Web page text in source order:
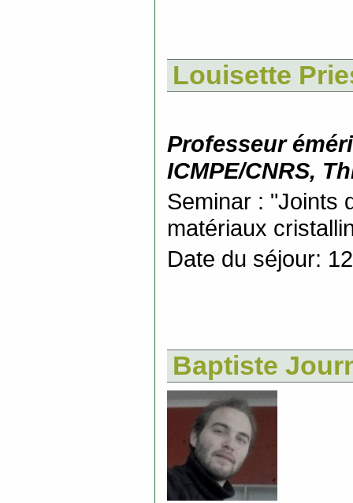
Louisette
Professeur
ICMPE/CNRS,
Seminar : "Joints
matériaux
Date du séjour:
Baptiste